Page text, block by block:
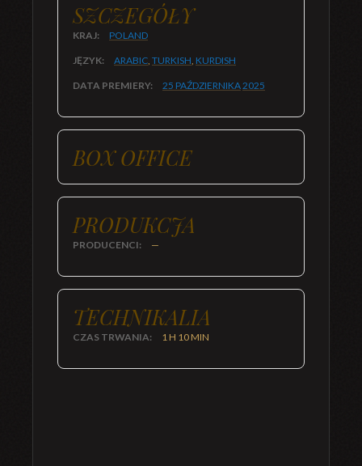
SZCZEGÓŁY
KRAJ: POLAND
JĘZYK: ARABIC, TURKISH, KURDISH
DATA PREMIERY: 25 PAŹDZIERNIKA2025
BOX OFFICE
PRODUKCJA
PRODUCENCI: —
TECHNIKALIA
CZAS TRWANIA: 1 H 10 MIN